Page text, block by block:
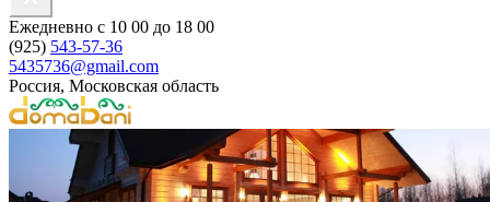
Ежедневно с 10 00 до 18 00
(925) 543-57-36
5435736@gmail.com
Россия, Московская область